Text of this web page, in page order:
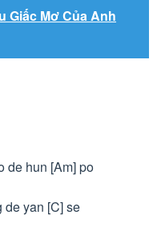
Giấc Mơ Của Anh
de hun [Am] po
de yan [C] se